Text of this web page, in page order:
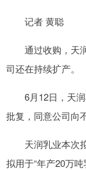
记者 黄聪
通过收购，天润
司还在持续扩产。
6月12日，天润
批复，同意公司向
天润乳业本次拟
拟用于“年产20万